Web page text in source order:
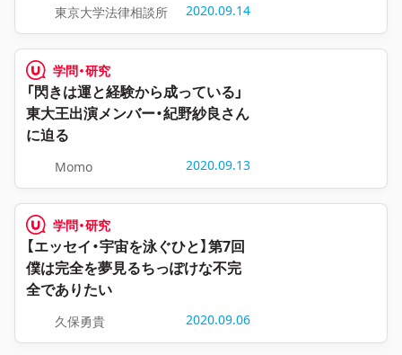
東京大学法律相談所 2020.09.14
学問・研究
「閃きは運と経験から成っている」
東大王出演メンバー・紀野紗良さん
に迫る
Momo 2020.09.13
学問・研究
【エッセイ・宇宙を泳ぐひと】第7回
僕は完全を夢見るちっぽけな不完
全でありたい
久保勇貴 2020.09.06